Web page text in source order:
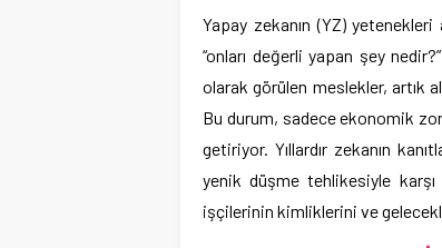
Yapay zekanın (YZ)
“onları değerli yapan şey
olarak görülen meslekler, artık
Bu durum, sadece ekonomik
getiriyor. Yıllardır zekanın
yenik düşme tehlikesiyle
işçilerinin kimliklerini ve